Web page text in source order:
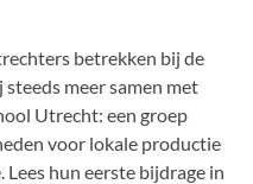
betrekken bij de
meer samen met
Utrecht: een groep
voor lokale productie
hun eerste bijdrage in